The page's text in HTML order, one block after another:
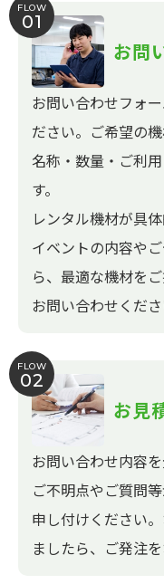
FLOW
01
お問
お問い合わせフォ
ださい。ご希望の
名称・数量・ご利
す。
レンタル機材が具
イベントの内容や
ら、最適な機材を
お問い合わせくださ
FLOW
02
お見
お問い合わせ内容
ご不明点やご質問
申し付けください
ましたら、ご発注